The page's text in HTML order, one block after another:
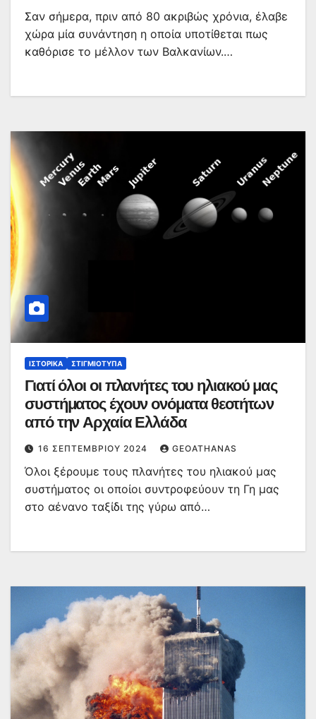
Σαν σήμερα, πριν από 80 ακριβώς χρόνια, έλαβε
χώρα μία συνάντηση η οποία υποτίθεται πως
καθόρισε το μέλλον των Βαλκανίων.…
ΙΣΤΟΡΙΚΆ ΣΤΙΓΜΙΌΤΥΠΑ
Γιατί όλοι οι πλανήτες του ηλιακού μας
συστήματος έχουν ονόματα θεοτήτων
από την Αρχαία Ελλάδα
16 ΣΕΠΤΕΜΒΡΊΟΥ 2024 GEOATHANAS
Όλοι ξέρουμε τους πλανήτες του ηλιακού μας
συστήματος οι οποίοι συντροφεύουν τη Γη μας
στο αένανο ταξίδι της γύρω από…